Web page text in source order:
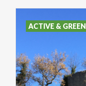
ACTIVE & GREEN